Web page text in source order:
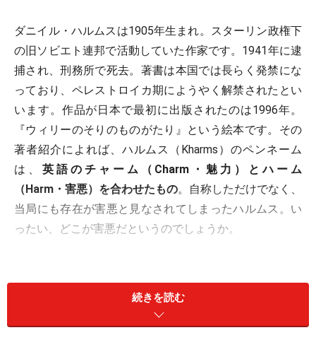
ダニイル・ハルムスは1905年生まれ。スターリン政権下
の旧ソビエト連邦で活動していた作家です。1941年に逮
捕され、刑務所で死去。著書は本国では長らく発禁にな
っており、ペレストロイカ期にようやく解禁されたとい
います。作品が日本で最初に出版されたのは1996年。
『ウィリーのそりのものがたり』という絵本です。その
著者紹介によれば、ハルムス（Kharms）のペンネーム
は、 英語のチャーム（Charm・魅力）とハーム
（Harm・害悪）を合わせたもの。自称しただけでなく、
当局にも存在が害悪と見なされてしまったハルムス。い
ったい、どこが害悪だというのでしょうか。
ておいても、体制に影響を与えるほど、メジャーになる
とは思えません。
続きを読む